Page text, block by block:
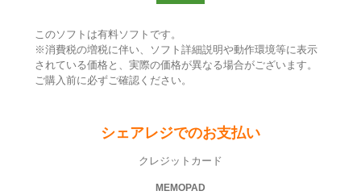
このソフトは有料ソフトです。
※消費税の増税に伴い、ソフト詳細説明や動作環境等に表示
されている価格と、実際の価格が異なる場合がございます。
ご購入前に必ずご確認ください。
シェアレジでのお支払い
クレジットカード
MEMOPAD